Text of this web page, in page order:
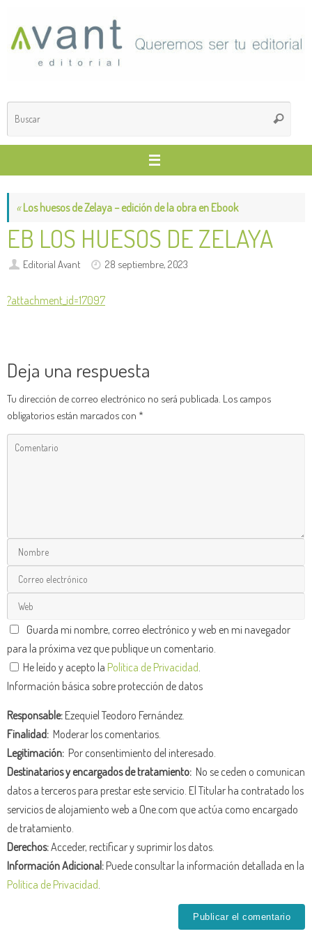
contenido
Buscar
«Los huesos de Zelaya – edición de la obra en Ebook
EB LOS HUESOS DE ZELAYA
Editorial Avant 28 septiembre, 2023
?attachment_id=17097
Deja una respuesta
Tu dirección de correo electrónico no será publicada. Los campos
obligatorios están marcados con *
Guarda mi nombre, correo electrónico y web en mi navegador
para la próxima vez que publique un comentario.
He leído y acepto la Política de Privacidad
Información básica sobre protección de datos
Responsable:Ezequiel Teodoro Fernández.
Finalidad: Moderar los comentarios.
Legitimación: Por consentimiento del interesado.
Destinatarios y encargados de tratamiento: No se ceden o comunican
datos a terceros para prestar este servicio. El Titular ha contratado los
servicios de alojamiento web a One.com que actúa como encargado
de tratamiento.
Derechos:Acceder, rectificar y suprimir los datos.
Información Adicional:Puede consultar la información detallada en la
Política de Privacidad